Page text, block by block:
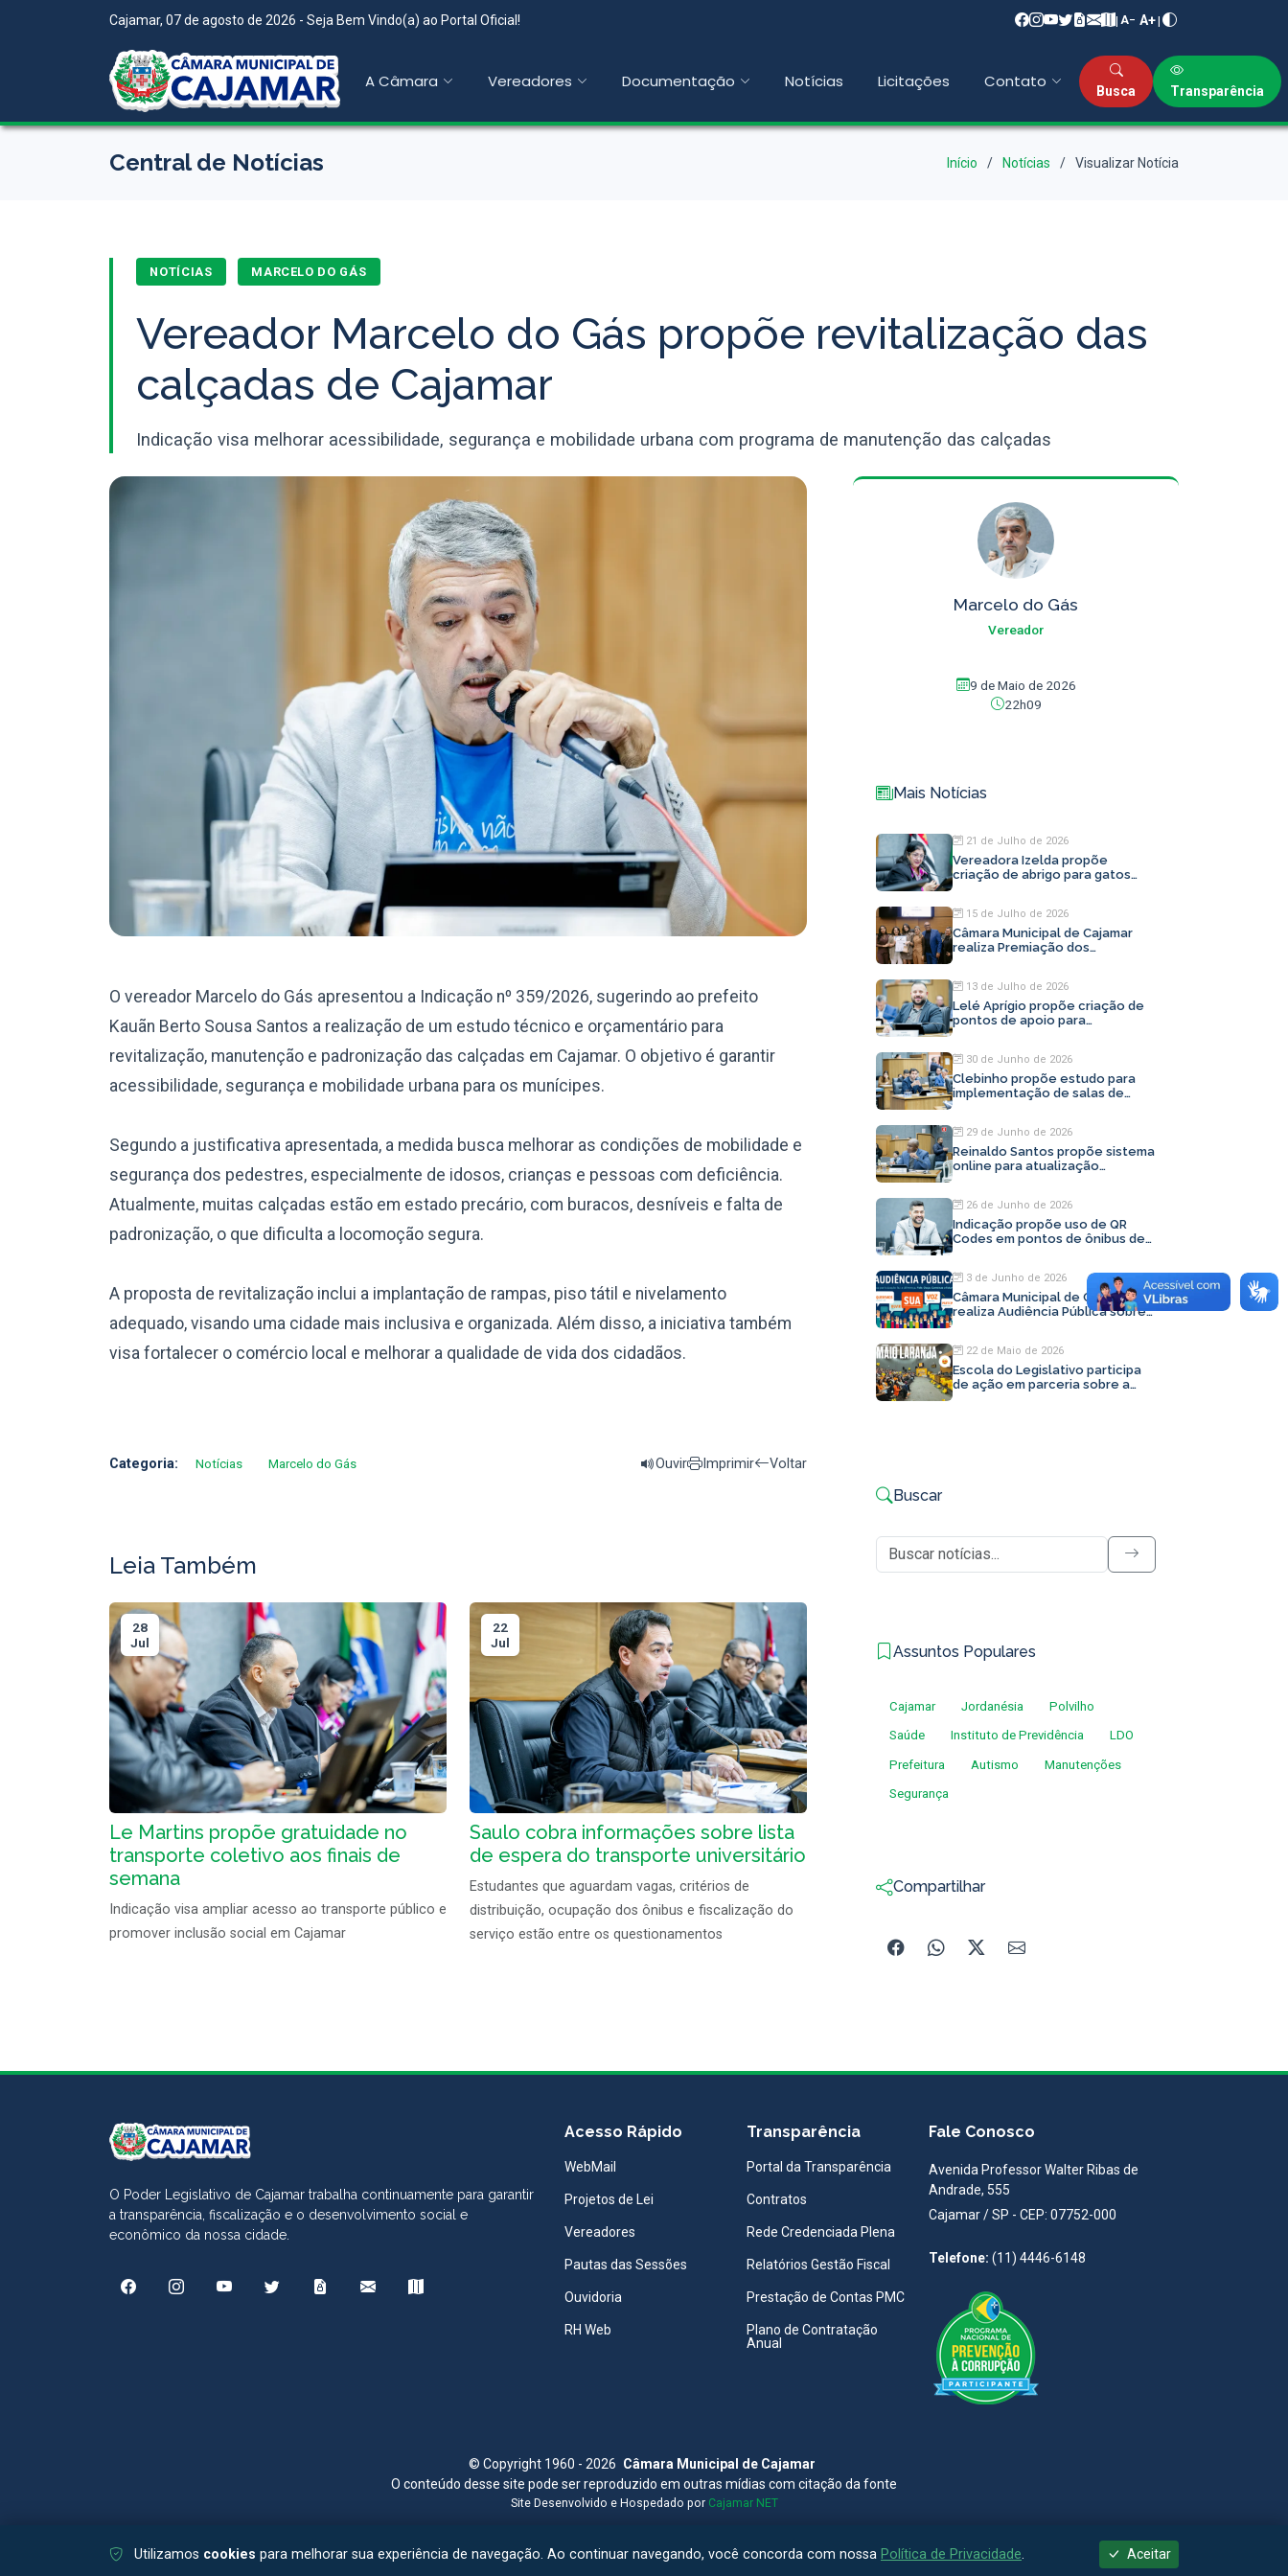
Cajamar, 07 de agosto de 2026 - Seja Bem Vindo(a) ao Portal Oficial! | A− A+|
A Câmara Vereadores Documentação Notícias Licitações Contato Busca Transparência
Central de Notícias Início Notícias Visualizar Notícia
NOTÍCIAS MARCELO DO GÁS
Vereador Marcelo do Gás propõe revitalização das
calçadas de Cajamar
Indicação visa melhorar acessibilidade, segurança e mobilidade urbana com programa de manutenção das calçadas
O vereador Marcelo do Gás apresentou a Indicação nº 359/2026, sugerindo ao prefeito
Kauãn Berto Sousa Santos a realização de um estudo técnico e orçamentário para
revitalização, manutenção e padronização das calçadas em Cajamar. O objetivo é garantir
acessibilidade, segurança e mobilidade urbana para os munícipes.
Segundo a justificativa apresentada, a medida busca melhorar as condições de mobilidade e
segurança dos pedestres, especialmente de idosos, crianças e pessoas com deficiência.
Atualmente, muitas calçadas estão em estado precário, com buracos, desníveis e falta de
padronização, o que dificulta a locomoção segura.
A proposta de revitalização inclui a implantação de rampas, piso tátil e nivelamento
adequado, visando uma cidade mais inclusiva e organizada. Além disso, a iniciativa também
visa fortalecer o comércio local e melhorar a qualidade de vida dos cidadãos.
Categoria: Notícias Marcelo do Gás Ouvir Imprimir Voltar
Leia Também
28
Jul
Le Martins propõe gratuidade no
transporte coletivo aos finais de
semana
Indicação visa ampliar acesso ao transporte público e
promover inclusão social em Cajamar
22
Jul
Saulo cobra informações sobre lista
de espera do transporte universitário
Estudantes que aguardam vagas, critérios de
distribuição, ocupação dos ônibus e fiscalização do
serviço estão entre os questionamentos
Marcelo do Gás
Vereador
9 de Maio de 2026
22h09
Mais Notícias
21 de Julho de 2026
Vereadora Izelda propõe
criação de abrigo para gatos
15 de Julho de 2026
Câmara Municipal de Cajamar
realiza Premiação dos
13 de Julho de 2026
Lelé Aprígio propõe criação de
pontos de apoio para
30 de Junho de 2026
Clebinho propõe estudo para
implementação de salas de
29 de Junho de 2026
Reinaldo Santos propõe sistema
online para atualização
26 de Junho de 2026
Indicação propõe uso de QR
Codes em pontos de ônibus de
3 de Junho de 2026
Câmara Municipal de Cajamar
realiza Audiência Pública sobre
22 de Maio de 2026
Escola do Legislativo participa
de ação em parceria sobre a
Buscar
Assuntos Populares
Cajamar Jordanésia Polvilho
Saúde Instituto de Previdência LDO
Prefeitura Autismo Manutenções
Segurança
Compartilhar
O Poder Legislativo de Cajamar trabalha continuamente para garantir
a transparência, fiscalização e o desenvolvimento social e
econômico da nossa cidade.
Acesso Rápido
WebMail
Projetos de Lei
Vereadores
Pautas das Sessões
Ouvidoria
RH Web
Transparência
Portal da Transparência
Contratos
Rede Credenciada Plena
Relatórios Gestão Fiscal
Prestação de Contas PMC
Plano de Contratação
Anual
Fale Conosco
Avenida Professor Walter Ribas de
Andrade, 555
Cajamar / SP - CEP: 07752-000
Telefone: (11) 4446-6148
© Copyright 1960 - 2026 Câmara Municipal de Cajamar
O conteúdo desse site pode ser reproduzido em outras mídias com citação da fonte
Site Desenvolvido e Hospedado por Cajamar NET
Utilizamos cookies para melhorar sua experiência de navegação. Ao continuar navegando, você concorda com nossa Política de Privacidade. Aceitar